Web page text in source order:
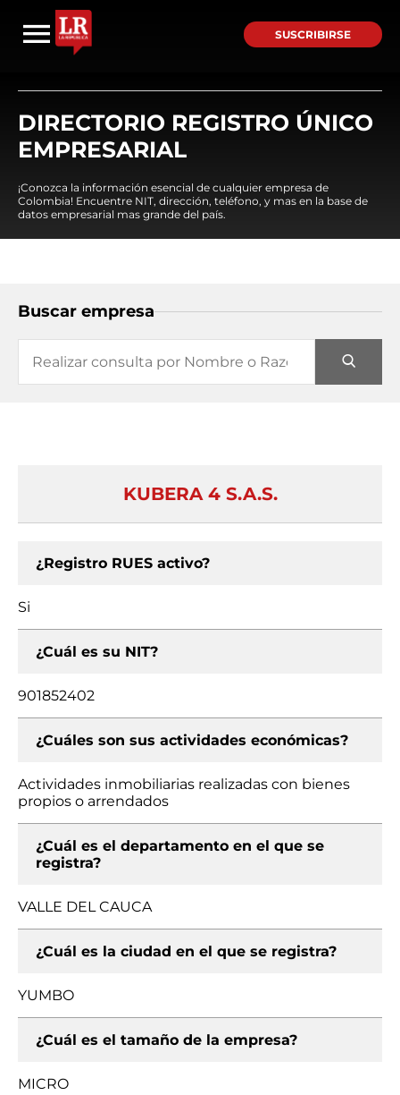
SUSCRIBIRSE
DIRECTORIO REGISTRO ÚNICO
EMPRESARIAL
¡Conozca la información esencial de cualquier empresa de
Colombia! Encuentre NIT, dirección, teléfono, y mas en la base de
datos empresarial mas grande del país.
Buscar empresa
KUBERA 4 S.A.S.
¿Registro RUES activo?
Si
¿Cuál es su NIT?
901852402
¿Cuáles son sus actividades económicas?
Actividades inmobiliarias realizadas con bienes
propios o arrendados
¿Cuál es el departamento en el que se
registra?
VALLE DEL CAUCA
¿Cuál es la ciudad en el que se registra?
YUMBO
¿Cuál es el tamaño de la empresa?
MICRO